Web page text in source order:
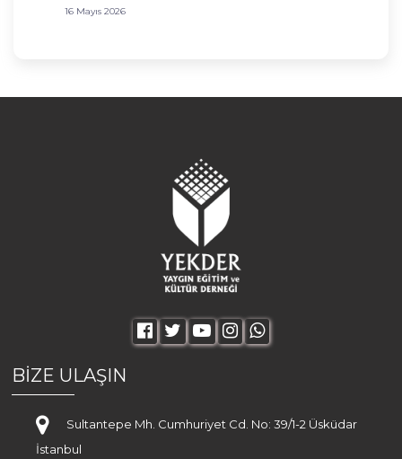
16 Mayıs 2026
BİZE ULAŞIN
Sultantepe Mh. Cumhuriyet Cd. No: 39/1-2 Üsküdar
İstanbul